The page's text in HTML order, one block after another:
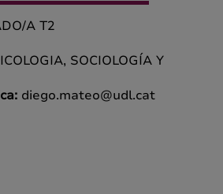
A T2
SOCIOLOGÍA Y
diego.mateo@udl.cat